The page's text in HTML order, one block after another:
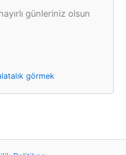
günleriniz olsun
görmek